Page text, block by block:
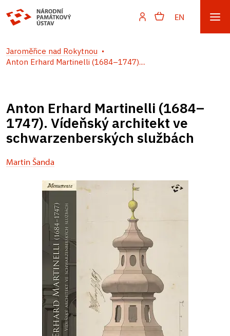
EN
Jaroměřice nad Rokytnou
Anton Erhard Martinelli (1684–1747)....
Anton Erhard Martinelli (1684–
1747). Vídeňský architekt ve
schwarzenberských službách
Martin Šanda